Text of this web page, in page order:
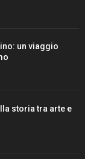
un viaggio
storia tra arte e